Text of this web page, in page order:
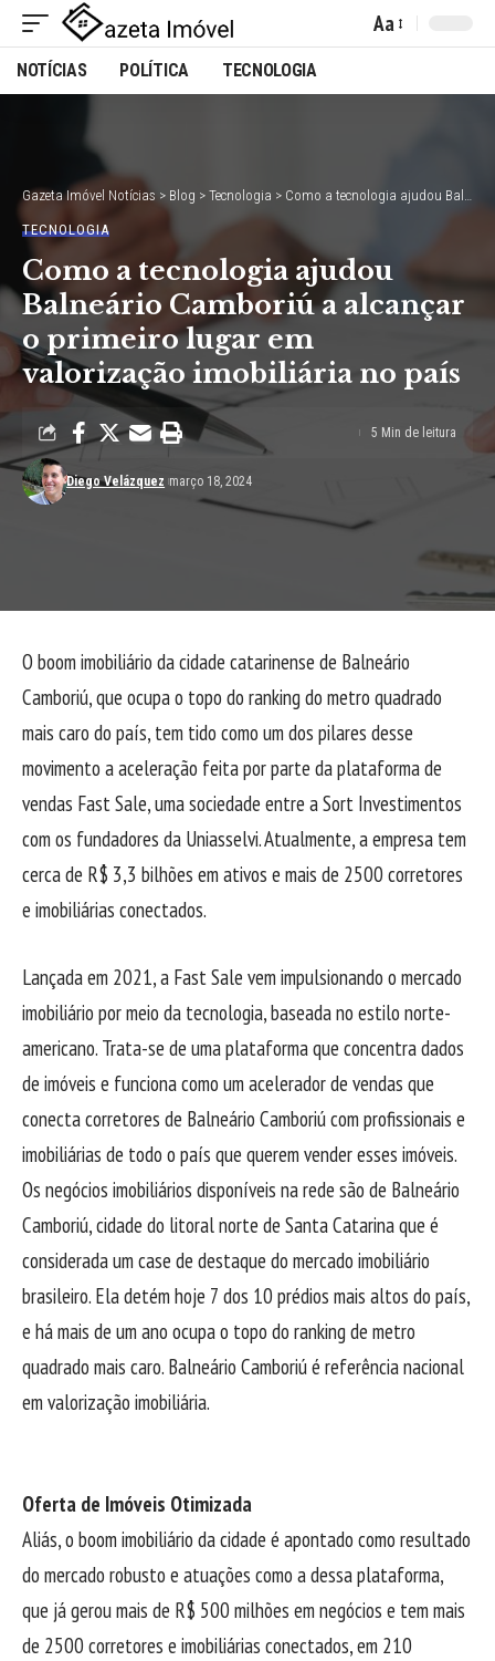
Font
Aa
NOTÍCIAS POLÍTICA TECNOLOGIA
Gazeta Imóvel Notícias > Blog > Tecnologia > Como a tecnologia ajudou Balneário Camboriú a alcançar o primeiro lugar em valorização imobiliária no país
TECNOLOGIA
Como a tecnologia ajudou
Balneário Camboriú a alcançar
o primeiro lugar em
valorização imobiliária no país
Diego Velázquez março 18, 2024
5 Min de leitura
O boom imobiliário da cidade catarinense de Balneário
Camboriú, que ocupa o topo do ranking do metro quadrado
mais caro do país, tem tido como um dos pilares desse
movimento a aceleração feita por parte da plataforma de
vendas Fast Sale, uma sociedade entre a Sort Investimentos
com os fundadores da Uniasselvi. Atualmente, a empresa tem
cerca de R$ 3,3 bilhões em ativos e mais de 2500 corretores
e imobiliárias conectados.
Lançada em 2021, a Fast Sale vem impulsionando o mercado
imobiliário por meio da tecnologia, baseada no estilo norte-
americano. Trata-se de uma plataforma que concentra dados
de imóveis e funciona como um acelerador de vendas que
conecta corretores de Balneário Camboriú com profissionais e
imobiliárias de todo o país que querem vender esses imóveis.
Os negócios imobiliários disponíveis na rede são de Balneário
Camboriú, cidade do litoral norte de Santa Catarina que é
considerada um case de destaque do mercado imobiliário
brasileiro. Ela detém hoje 7 dos 10 prédios mais altos do país,
e há mais de um ano ocupa o topo do ranking de metro
quadrado mais caro. Balneário Camboriú é referência nacional
em valorização imobiliária.
Oferta de Imóveis Otimizada
Aliás, o boom imobiliário da cidade é apontado como resultado
do mercado robusto e atuações como a dessa plataforma,
que já gerou mais de R$ 500 milhões em negócios e tem mais
de 2500 corretores e imobiliárias conectados, em 210